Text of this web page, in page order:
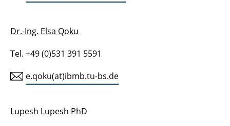
Dr.-Ing. Elsa Qoku
Tel. +49 (0)531 391 5591
e.qoku(at)ibmb.tu-bs.de
Lupesh Lupesh PhD